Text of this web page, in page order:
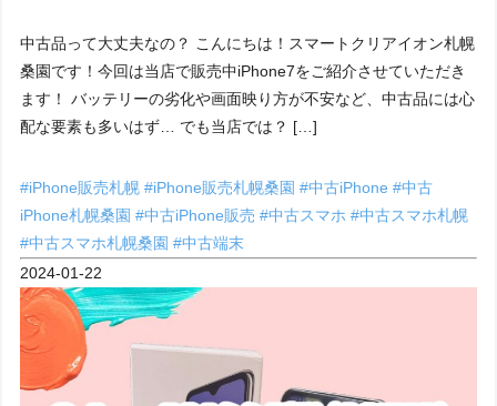
中古品って大丈夫なの？ こんにちは！スマートクリアイオン札幌
桑園です！今回は当店で販売中iPhone7をご紹介させていただき
ます！ バッテリーの劣化や画面映り方が不安など、中古品には心
配な要素も多いはず… でも当店では？ […]
#iPhone販売札幌#iPhone販売札幌桑園#中古iPhone#中古
iPhone札幌桑園#中古iPhone販売#中古スマホ#中古スマホ札幌
#中古スマホ札幌桑園#中古端末
2024-01-22